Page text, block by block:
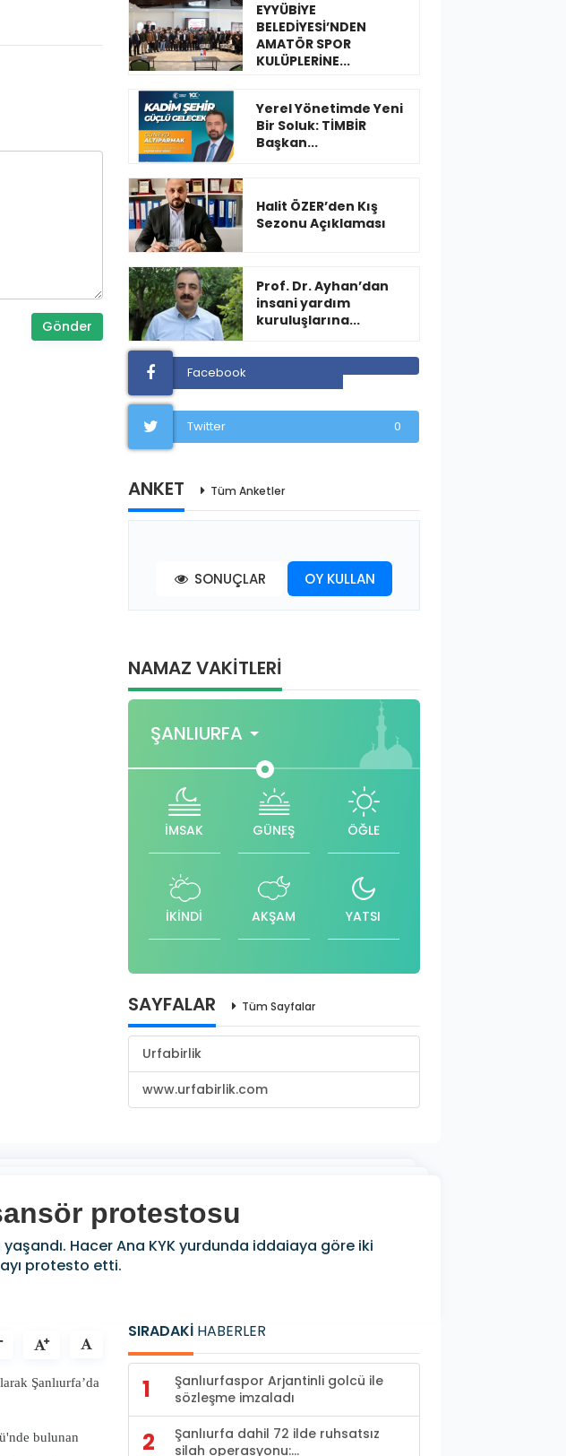
Gönder
EYYÜBİYE
BELEDİYESİ’NDEN
AMATÖR SPOR
KULÜPLERİNE...
Yerel Yönetimde Yeni
Bir Soluk: TİMBİR
Başkan...
Halit ÖZER’den Kış
Sezonu Açıklaması
Prof. Dr. Ayhan’dan
insani yardım
kuruluşlarına...
Facebook
Twitter 0
ANKET Tüm Anketler
SONUÇLAR OY KULLAN
NAMAZ VAKİTLERİ
ŞANLIURFA
İMSAK GÜNEŞ ÖĞLE
İKİNDİ AKŞAM YATSI
SAYFALAR Tüm Sayfalar
Urfabirlik
www.urfabirlik.com
protestosu
Hacer Ana KYK yurdunda iddaiaya göre iki
protesto etti.
SIRADAKİ HABERLER
1
Şanlıurfaspor Arjantinli golcü ile
sözleşme imzaladı
2
Şanlıurfa dahil 72 ilde ruhsatsız
silah operasyonu:...